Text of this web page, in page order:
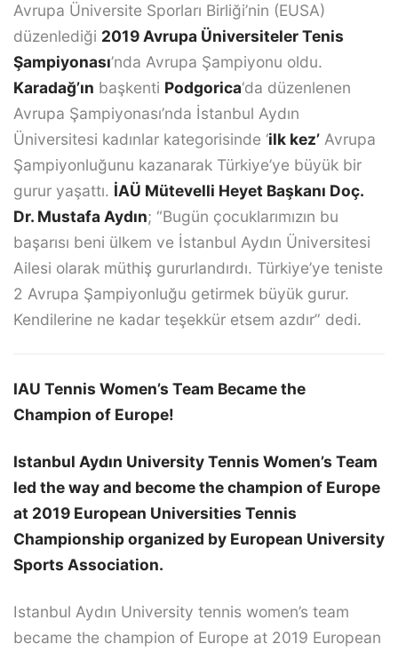
Avrupa Üniversite Sporları Birliği’nin (EUSA)
düzenlediği 2019 Avrupa Üniversiteler Tenis
Şampiyonası’nda Avrupa Şampiyonu oldu.
Karadağ’ın başkenti Podgorica‘da düzenlenen
Avrupa Şampiyonası’nda İstanbul Aydın
Üniversitesi kadınlar kategorisinde ‘ilk kez’ Avrupa
Şampiyonluğunu kazanarak Türkiye’ye büyük bir
gurur yaşattı. İAÜ Mütevelli Heyet Başkanı Doç.
Dr. Mustafa Aydın; “Bugün çocuklarımızın bu
başarısı beni ülkem ve İstanbul Aydın Üniversitesi
Ailesi olarak müthiş gururlandırdı. Türkiye’ye teniste
2 Avrupa Şampiyonluğu getirmek büyük gurur.
Kendilerine ne kadar teşekkür etsem azdır” dedi.
IAU Tennis Women’s Team Became the
Champion of Europe!
Istanbul Aydın University Tennis Women’s Team
led the way and become the champion of Europe
at 2019 European Universities Tennis
Championship organized by European University
Sports Association.
Istanbul Aydın University tennis women’s team
became the champion of Europe at 2019 European